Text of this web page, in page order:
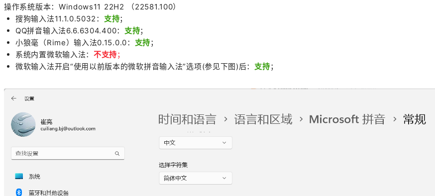
操作系统版本：Windows11 22H2 （22581.100）
搜狗输入法11.1.0.5032： 支持；
QQ拼音输入法6.6.6304.400： 支持；
小狼毫（Rime）输入法0.15.0.0： 支持；
系统内置微软输入法： 不支持；
微软输入法开启“使用以前版本的微软拼音输入法”选项(参见下图)后： 支持；